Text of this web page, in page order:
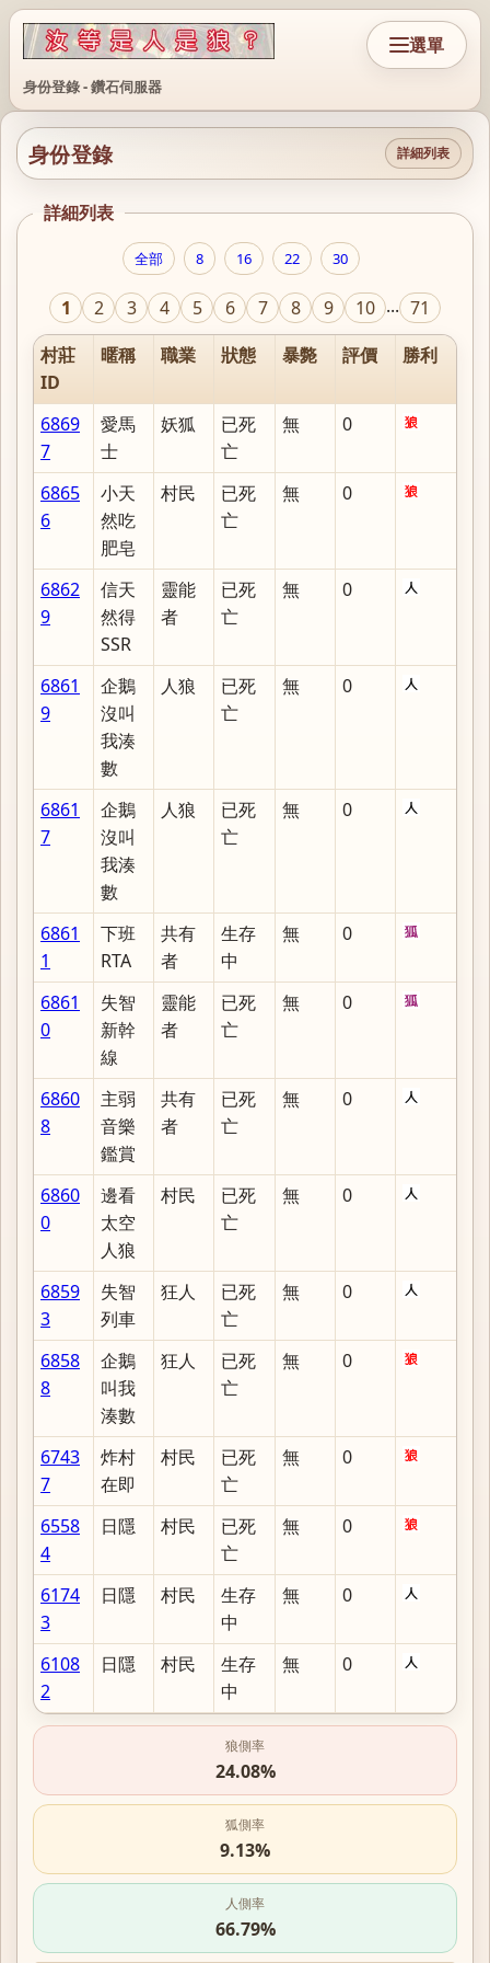
身份登錄 - 鑽石伺服器
選單
身份登錄 詳細列表
詳細列表
全部 8 16 22 30
1 2 3 4 5 6 7 8 9 10 ... 71
村莊
ID
暱稱 職業 狀態 暴斃 評價 勝利
6869
7
愛馬
士
妖狐
已死
亡
無 0
6865
6
小天
然吃
肥皂
村民
已死
亡
無 0
6862
9
信天
然得
SSR
靈能
者
已死
亡
無 0
6861
9
企鵝
沒叫
我湊
數
人狼
已死
亡
無 0
6861
7
企鵝
沒叫
我湊
數
人狼
已死
亡
無 0
6861
1
下班
RTA
共有
者
生存
中
無 0
6861
0
失智
新幹
線
靈能
者
已死
亡
無 0
6860
8
主弱
音樂
鑑賞
共有
者
已死
亡
無 0
6860
0
邊看
太空
人狼
村民
已死
亡
無 0
6859
3
失智
列車
狂人
已死
亡
無 0
6858
8
企鵝
叫我
湊數
狂人
已死
亡
無 0
6743
7
炸村
在即
村民
已死
亡
無 0
6558
4
日隱 村民
已死
亡
無 0
6174
3
日隱 村民
生存
中
無 0
6108
2
日隱 村民
生存
中
無 0
狼側率
24.08%
狐側率
9.13%
人側率
66.79%